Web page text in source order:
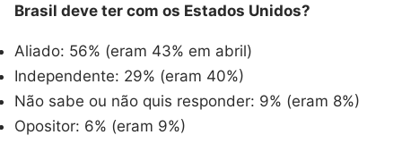
Brasil deve ter com os Estados Unidos?
Aliado: 56% (eram 43% em abril)
Independente: 29% (eram 40%)
Não sabe ou não quis responder: 9% (eram 8%)
Opositor: 6% (eram 9%)